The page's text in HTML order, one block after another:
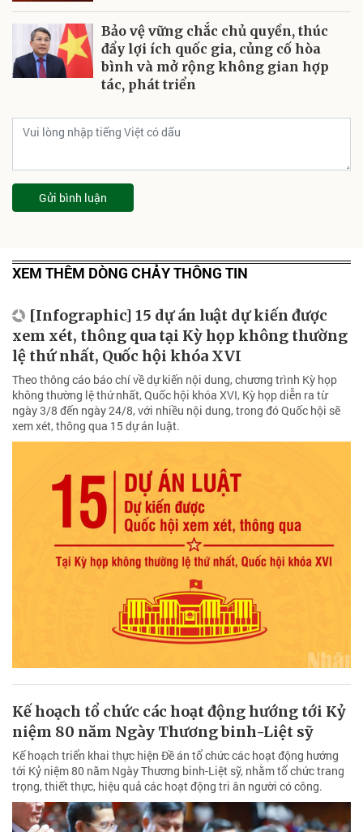
Bảo vệ vững chắc chủ quyền, thúc
đẩy lợi ích quốc gia, củng cố hòa
bình và mở rộng không gian hợp
tác, phát triển
Gửi bình luận
XEM THÊM DÒNG CHẢY THÔNG TIN
[Infographic] 15 dự án luật dự kiến được
xem xét, thông qua tại Kỳ họp không thường
lệ thứ nhất, Quốc hội khóa XVI
Theo thông cáo báo chí về dự kiến nội dung, chương trình Kỳ họp
không thường lệ thứ nhất, Quốc hội khóa XVI, Kỳ họp diễn ra từ
ngày 3/8 đến ngày 24/8, với nhiều nội dung, trong đó Quốc hội sẽ
xem xét, thông qua 15 dự án luật.
Kế hoạch tổ chức các hoạt động hướng tới Kỷ
niệm 80 năm Ngày Thương binh-Liệt sỹ
Kế hoạch triển khai thực hiện Đề án tổ chức các hoạt động hướng
tới Kỷ niệm 80 năm Ngày Thương binh-Liệt sỹ, nhằm tổ chức trang
trọng, thiết thực, hiệu quả các hoạt động tri ân người có công.